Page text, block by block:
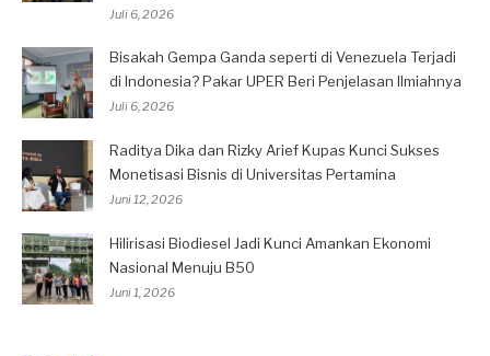
Juli 6, 2026
Bisakah Gempa Ganda seperti di Venezuela Terjadi
di Indonesia? Pakar UPER Beri Penjelasan Ilmiahnya
Juli 6, 2026
Raditya Dika dan Rizky Arief Kupas Kunci Sukses
Monetisasi Bisnis di Universitas Pertamina
Juni 12, 2026
Hilirisasi Biodiesel Jadi Kunci Amankan Ekonomi
Nasional Menuju B50
Juni 1, 2026